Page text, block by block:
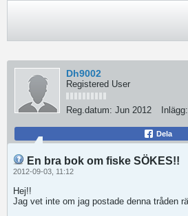
Dh9002
Registered User
Reg.datum: Jun 2012 Inlägg:
Dela
En bra bok om fiske SÖKES!!
2012-09-03, 11:12
Hej!!
Jag vet inte om jag postade denna tråden